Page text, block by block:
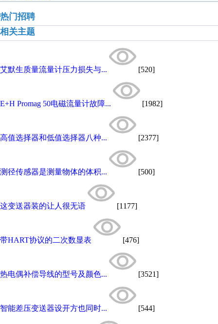
热门招聘
相关主题
艾默生质量流量计压力损失与... [520]
E+H Promag 50电磁流量计故障... [1982]
高值选择器和低值选择器八种... [2377]
测径传感器是测量物体的体积... [500]
这变送器装的让人很无语 [1177]
带HART协议的二次数显表 [476]
热电偶补偿导线的型号及颜色... [3521]
智能差压变送器设开方也同时... [544]